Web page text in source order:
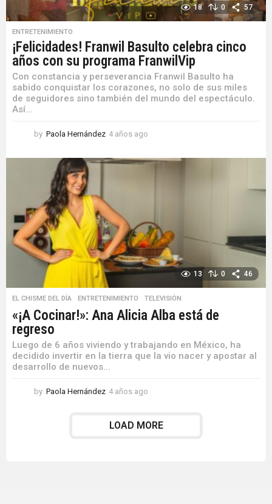
18 0 57
ENTRETENIMIENTO
¡Felicidades! Franwil Basulto celebra cinco
años con su programa FranwilVip
Con constancia y perseverancia Franwil Basulto ha
sabido conquistar los corazones, no solo de sus miles
de seguidores sino también del mundo del espectáculo.
Así...
by Paola Hernández 4 años ago
ñ
13 0 46
EL CHISME DEL DÍA ,ENTRETENIMIENTO ,TELEVISIÓN
«¡A Cocinar!»: Ana Alicia Alba está de
regreso
Luego de 6 años viviendo y trabajando en México, ha
decidido invertir en la tierra que la vio nacer y apostar al
desarrollo de nuevos...
by Paola Hernández 4 años ago
o
LOAD MORE